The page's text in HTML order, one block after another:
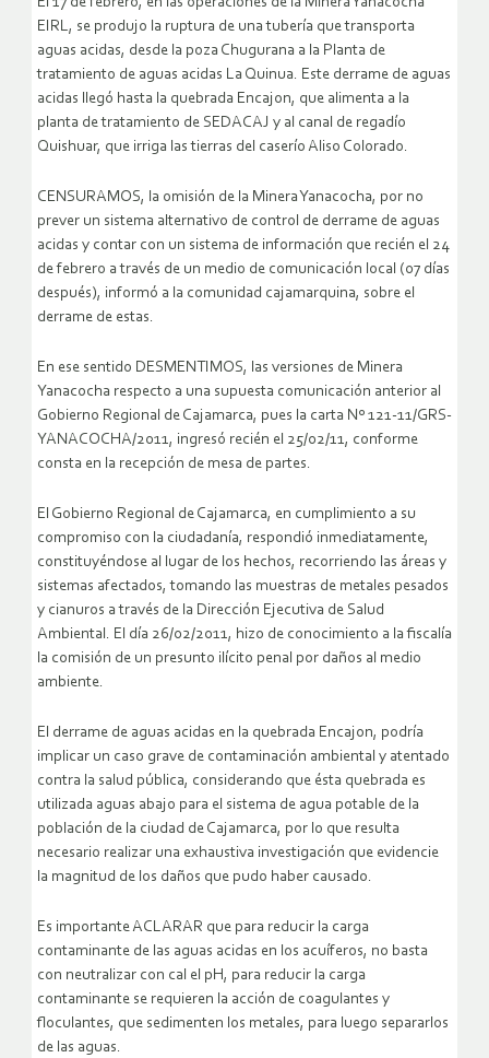
EIRL, se produjo la ruptura de una tubería que transporta
aguas acidas, desde la poza Chugurana a la Planta de
tratamiento de aguas acidas La Quinua. Este derrame de aguas
acidas llegó hasta la quebrada Encajon, que alimenta a la
planta de tratamiento de SEDACAJ y al canal de regadío
Quishuar, que irriga las tierras del caserío Aliso Colorado.
CENSURAMOS, la omisión de la Minera Yanacocha, por no
prever un sistema alternativo de control de derrame de aguas
acidas y contar con un sistema de información que recién el 24
de febrero a través de un medio de comunicación local (07 días
después), informó a la comunidad cajamarquina, sobre el
derrame de estas.
En ese sentido DESMENTIMOS, las versiones de Minera
Yanacocha respecto a una supuesta comunicación anterior al
Gobierno Regional de Cajamarca, pues la carta Nº 121-11/GRS-
YANACOCHA/2011, ingresó recién el 25/02/11, conforme
consta en la recepción de mesa de partes.
El Gobierno Regional de Cajamarca, en cumplimiento a su
compromiso con la ciudadanía, respondió inmediatamente,
constituyéndose al lugar de los hechos, recorriendo las áreas y
sistemas afectados, tomando las muestras de metales pesados
y cianuros a través de la Dirección Ejecutiva de Salud
Ambiental. El día 26/02/2011, hizo de conocimiento a la fiscalía
la comisión de un presunto ilícito penal por daños al medio
ambiente.
El derrame de aguas acidas en la quebrada Encajon, podría
implicar un caso grave de contaminación ambiental y atentado
contra la salud pública, considerando que ésta quebrada es
utilizada aguas abajo para el sistema de agua potable de la
población de la ciudad de Cajamarca, por lo que resulta
necesario realizar una exhaustiva investigación que evidencie
la magnitud de los daños que pudo haber causado.
Es importante ACLARAR que para reducir la carga
contaminante de las aguas acidas en los acuíferos, no basta
con neutralizar con cal el pH, para reducir la carga
contaminante se requieren la acción de coagulantes y
floculantes, que sedimenten los metales, para luego separarlos
de las aguas.